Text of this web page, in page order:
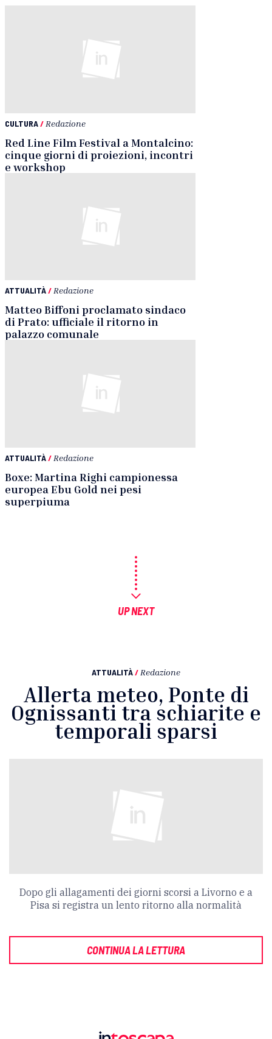
CULTURA/ Redazione
Red Line Film Festival a Montalcino:
cinque giorni di proiezioni, incontri
e workshop
ATTUALITÀ/ Redazione
Matteo Biffoni proclamato sindaco
di Prato: ufficiale il ritorno in
palazzo comunale
ATTUALITÀ/ Redazione
Boxe: Martina Righi campionessa
europea Ebu Gold nei pesi
superpiuma
UP NEXT
ATTUALITÀ/ Redazione
Allerta meteo, Ponte di
Ognissanti tra schiarite e
temporali sparsi
Dopo gli allagamenti dei giorni scorsi a Livorno e a
Pisa si registra un lento ritorno alla normalità
CONTINUA LA LETTURA